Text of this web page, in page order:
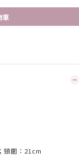
車
；頸圍： 21cm